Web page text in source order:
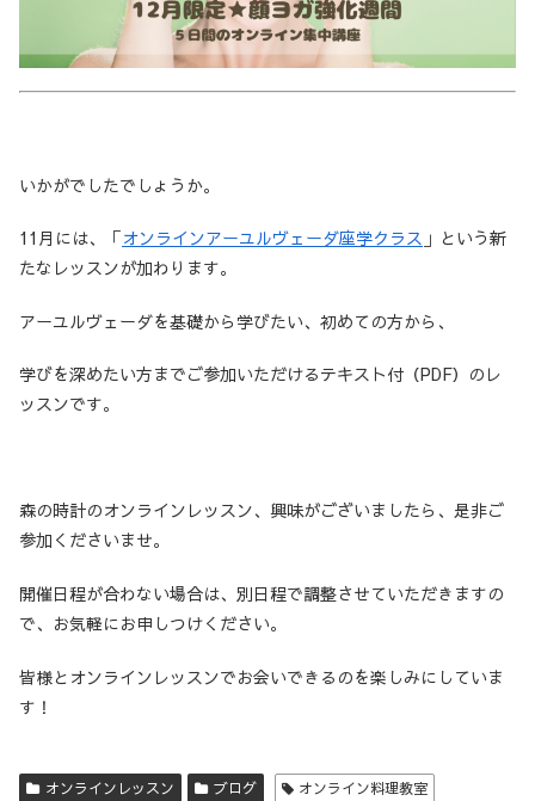
いかがでしたでしょうか。
11月には、「オンラインアーユルヴェーダ座学クラス 」という新
たなレッスンが加わります。
アーユルヴェーダを基礎から学びたい、初めての方から、
学びを深めたい方までご参加いただけるテキスト付（PDF）のレ
ッスンです。
森の時計のオンラインレッスン、興味がございましたら、是非ご
参加くださいませ。
開催日程が合わない場合は、別日程で調整させていただきますの
で、お気軽にお申しつけください。
皆様とオンラインレッスンでお会いできるのを楽しみにしていま
す！
オンラインレッスン ブログ
オンライン料理教室